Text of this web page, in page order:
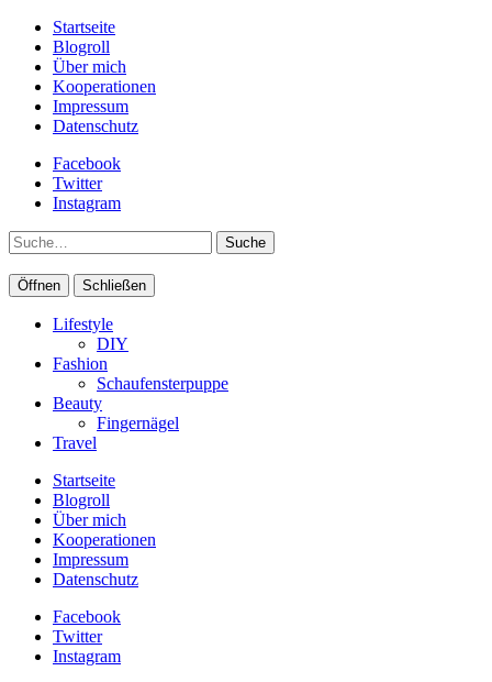
Startseite
Blogroll
Über mich
Kooperationen
Impressum
Datenschutz
Facebook
Twitter
Instagram
Suche
Öffnen Schließen
Lifestyle
DIY
Fashion
Schaufensterpuppe
Beauty
Fingernägel
Travel
Startseite
Blogroll
Über mich
Kooperationen
Impressum
Datenschutz
Facebook
Twitter
Instagram